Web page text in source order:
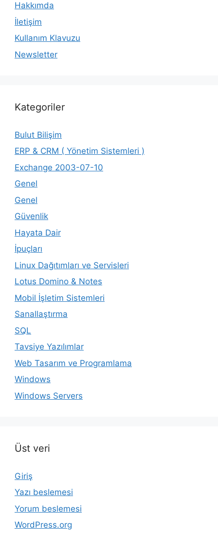
Hakkımda
İletişim
Kullanım Klavuzu
Newsletter
Kategoriler
Bulut Bilişim
ERP & CRM ( Yönetim Sistemleri )
Exchange 2003-07-10
Genel
Genel
Güvenlik
Hayata Dair
İpuçları
Linux Dağıtımları ve Servisleri
Lotus Domino & Notes
Mobil İşletim Sistemleri
Sanallaştırma
SQL
Tavsiye Yazılımlar
Web Tasarım ve Programlama
Windows
Windows Servers
Üst veri
Giriş
Yazı beslemesi
Yorum beslemesi
WordPress.org